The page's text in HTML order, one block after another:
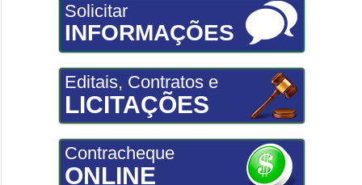
Solicitar
INFORMAÇÕES
Editais, Contratos e
LICITAÇÕES
Contracheque
ONLINE